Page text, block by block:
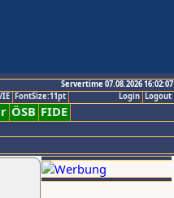
Servertime 07.08.2026 16:02:07
Logout
Login
FontSize:11pt
ÖSB FIDE